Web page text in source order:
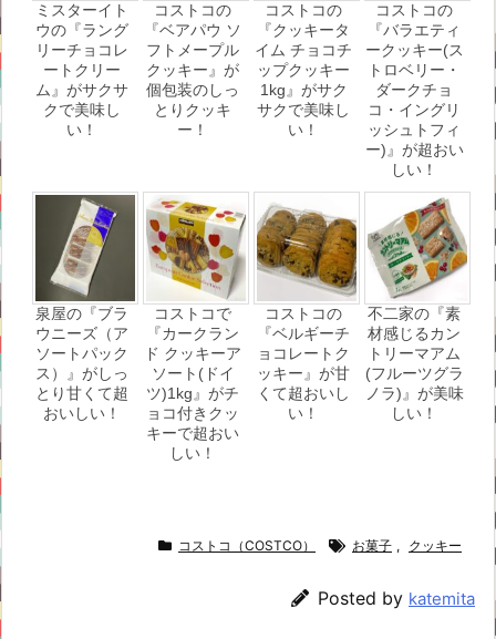
ミスターイト
ウの『ラング
リーチョコレ
ートクリー
ム』がサクサ
クで美味し
い！
コストコの
『ベアパウ ソ
フトメープル
クッキー』が
個包装のしっ
とりクッキ
ー！
コストコの
『クッキータ
イム チョコチ
ップクッキー
1kg』がサク
サクで美味し
い！
コストコの
『バラエティ
ークッキー(ス
トロベリー・
ダークチョ
コ・イングリ
ッシュトフィ
ー)』が超おい
しい！
泉屋の『ブラ
ウニーズ（ア
ソートパック
ス）』がしっ
とり甘くて超
おいしい！
コストコで
『カークラン
ド クッキーア
ソート(ドイ
ツ)1kg』がチ
ョコ付きクッ
キーで超おい
しい！
コストコの
『ベルギーチ
ョコレートク
ッキー』が甘
くて超おいし
い！
不二家の『素
材感じるカン
トリーマアム
(フルーツグラ
ノラ)』が美味
しい！
コストコ（COSTCO） お菓子 , クッキー
Posted by katemita